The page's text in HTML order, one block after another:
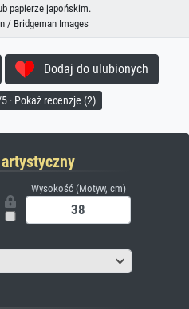
papierze japońskim.
/ Bridgeman Images
Dodaj do ulubionych
· Pokaż recenzje (2)
Wysokość (Motyw, cm)